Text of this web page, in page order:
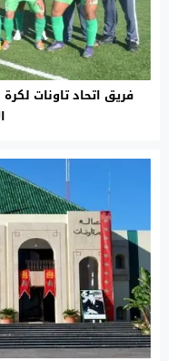
فريق اتحاد تاونات